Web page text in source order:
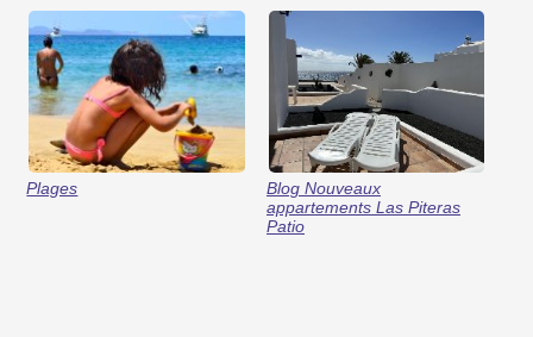
Plages
Blog Nouveaux
appartements Las Piteras
Patio